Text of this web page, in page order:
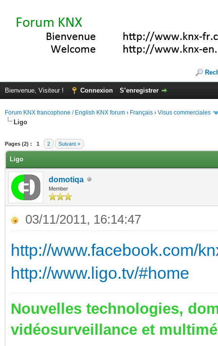
Bienvenue, Visiteur ! Connexion S’enregistrer
Forum KNX francophone / English KNX forum › Français › Visus commerciales
Ligo
Pages (2) : 1 2 Suivant »
Ligo
domotiqa
Member
03/11/2011, 16:14:47
http://www.facebook.com/
http://www.ligo.tv/#home
Nouvelles technologies,
vidéosurveillance et